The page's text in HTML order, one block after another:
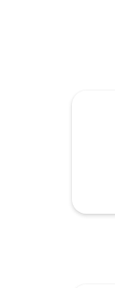
en
bois ;